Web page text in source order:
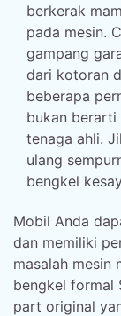
berkerak
pada mesin.
gampang
dari kotoran
beberapa
bukan
tenaga ahli.
ulang
bengkel
Mobil Anda
dan memiliki
masalah mesin
bengkel formal
part original